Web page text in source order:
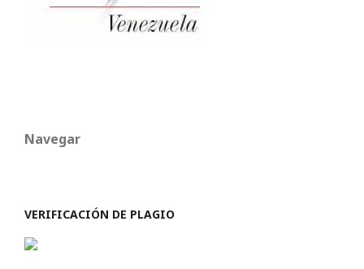
Navegar
VERIFICACIÓN DE PLAGIO